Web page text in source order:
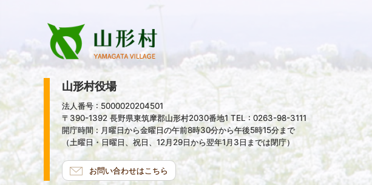
山形村役場
法人番号 : 5000020204501
〒390-1392 長野県東筑摩郡山形村2030番地1 TEL : 0263-98-3111
開庁時間 : 月曜日から金曜日の午前8時30分から午後5時15分まで
（土曜日・日曜日、祝日、12月29日から翌年1月3日までは閉庁）
お問い合わせはこちら